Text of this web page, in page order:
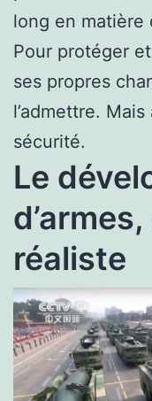
long en matière
Pour protéger
ses propres
l’admettre.
sécurité.
Le
réaliste